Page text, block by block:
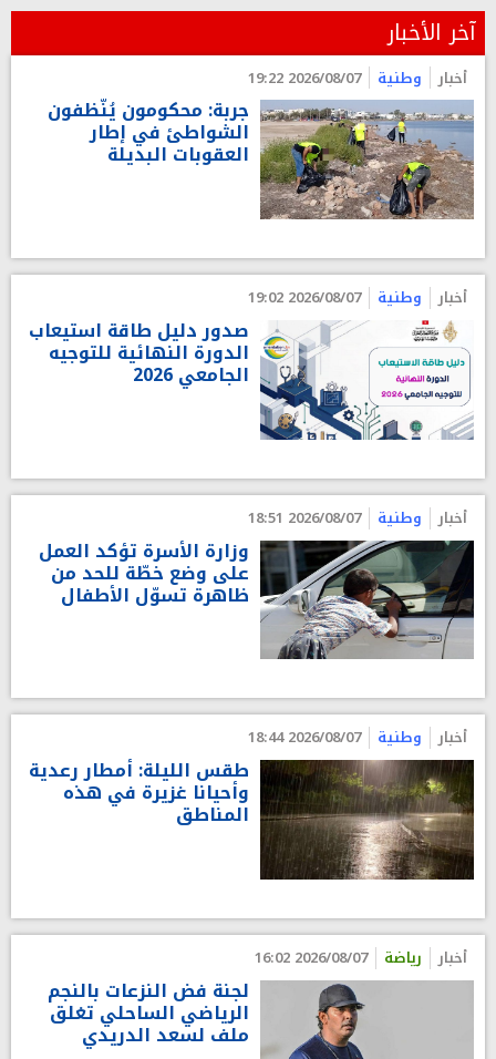
آخر الأخبار
أخبار وطنية 2026/08/07 19:22
جربة: محكومون يُنّظفون
الشواطئ في إطار
العقوبات البديلة
أخبار وطنية 2026/08/07 19:02
صدور دليل طاقة استيعاب
الدورة النهائية للتوجيه
الجامعي 2026
أخبار وطنية 2026/08/07 18:51
وزارة الأسرة تؤكد العمل
على وضع خطّة للحد من
ظاهرة تسوّل الأطفال
أخبار وطنية 2026/08/07 18:44
طقس الليلة: أمطار رعدية
وأحيانا غزيرة في هذه
المناطق
أخبار رياضة 2026/08/07 16:02
لجنة فض النزعات بالنجم
الرياضي الساحلي تغلق
ملف لسعد الدريدي